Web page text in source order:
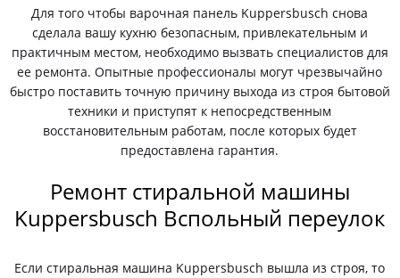
Для того чтобы варочная панель Kuppersbusch снова
сделала вашу кухню безопасным, привлекательным и
практичным местом, необходимо вызвать специалистов для
ее ремонта. Опытные профессионалы могут чрезвычайно
быстро поставить точную причину выхода из строя бытовой
техники и приступят к непосредственным
восстановительным работам, после которых будет
предоставлена гарантия.
Ремонт стиральной машины
Kuppersbusch Вспольный переулок
Если стиральная машина Kuppersbusch вышла из строя, то